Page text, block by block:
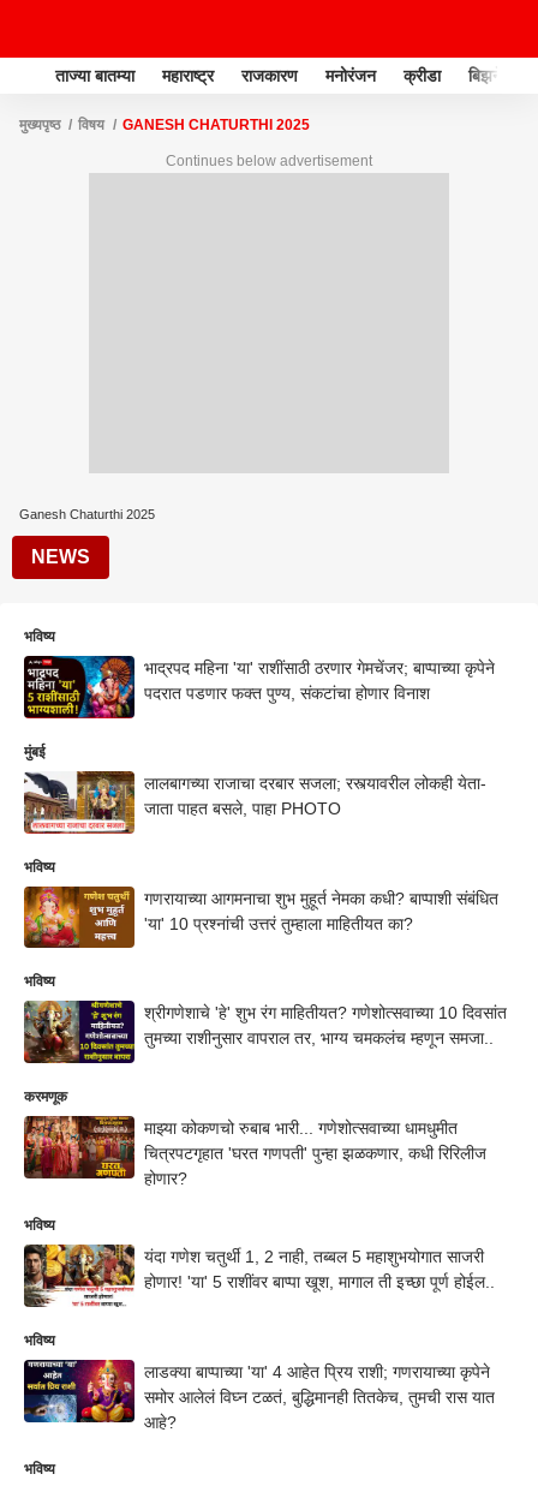
ताज्या बातम्या महाराष्ट्र राजकारण मनोरंजन क्रीडा बिझनेस
मुख्यपृष्ठ विषय GANESH CHATURTHI 2025
Continues below advertisement
Ganesh Chaturthi 2025
NEWS
भविष्य
भाद्रपद महिना 'या' राशींसाठी ठरणार गेमचेंजर; बाप्पाच्या कृपेने
पदरात पडणार फक्त पुण्य, संकटांचा होणार विनाश
मुंबई
लालबागच्या राजाचा दरबार सजला; रस्त्यावरील लोकही येता-
जाता पाहत बसले, पाहा PHOTO
भविष्य
गणरायाच्या आगमनाचा शुभ मुहूर्त नेमका कधी? बाप्पाशी संबंधित
'या' 10 प्रश्नांची उत्तरं तुम्हाला माहितीयत का?
भविष्य
श्रीगणेशाचे 'हे' शुभ रंग माहितीयत? गणेशोत्सवाच्या 10 दिवसांत
तुमच्या राशीनुसार वापराल तर, भाग्य चमकलंच म्हणून समजा..
करमणूक
माझ्या कोकणचो रुबाब भारी... गणेशोत्सवाच्या धामधुमीत
चित्रपटगृहात 'घरत गणपती' पुन्हा झळकणार, कधी रिरिलीज
होणार?
भविष्य
यंदा गणेश चतुर्थी 1, 2 नाही, तब्बल 5 महाशुभयोगात साजरी
होणार! 'या' 5 राशींवर बाप्पा खूश, मागाल ती इच्छा पूर्ण होईल..
भविष्य
लाडक्या बाप्पाच्या 'या' 4 आहेत प्रिय राशी; गणरायाच्या कृपेने
समोर आलेलं विघ्न टळतं, बुद्धिमानही तितकेच, तुमची रास यात
आहे?
भविष्य